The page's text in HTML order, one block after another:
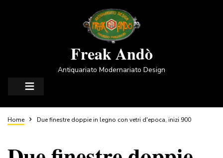
Freak Andò
Antiquariato Modernariato Design
Briciole
Home Due finestre doppie in legno con vetri d'epoca, inizi 900